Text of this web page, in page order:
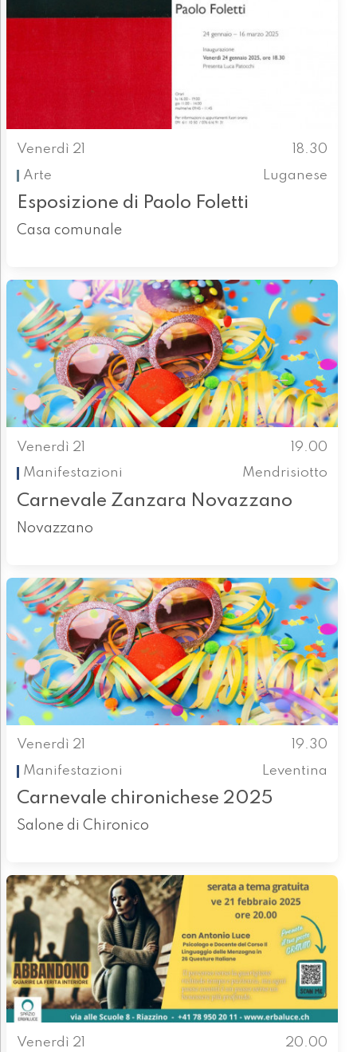
Venerdì 21
18.30
Arte
Luganese
Esposizione di Paolo Foletti
Casa comunale
Venerdì 21
19.00
Manifestazioni
Mendrisiotto
Carnevale Zanzara Novazzano
Novazzano
Venerdì 21
19.30
Manifestazioni
Leventina
Carnevale chironichese 2025
Salone di Chironico
Venerdì 21
20.00